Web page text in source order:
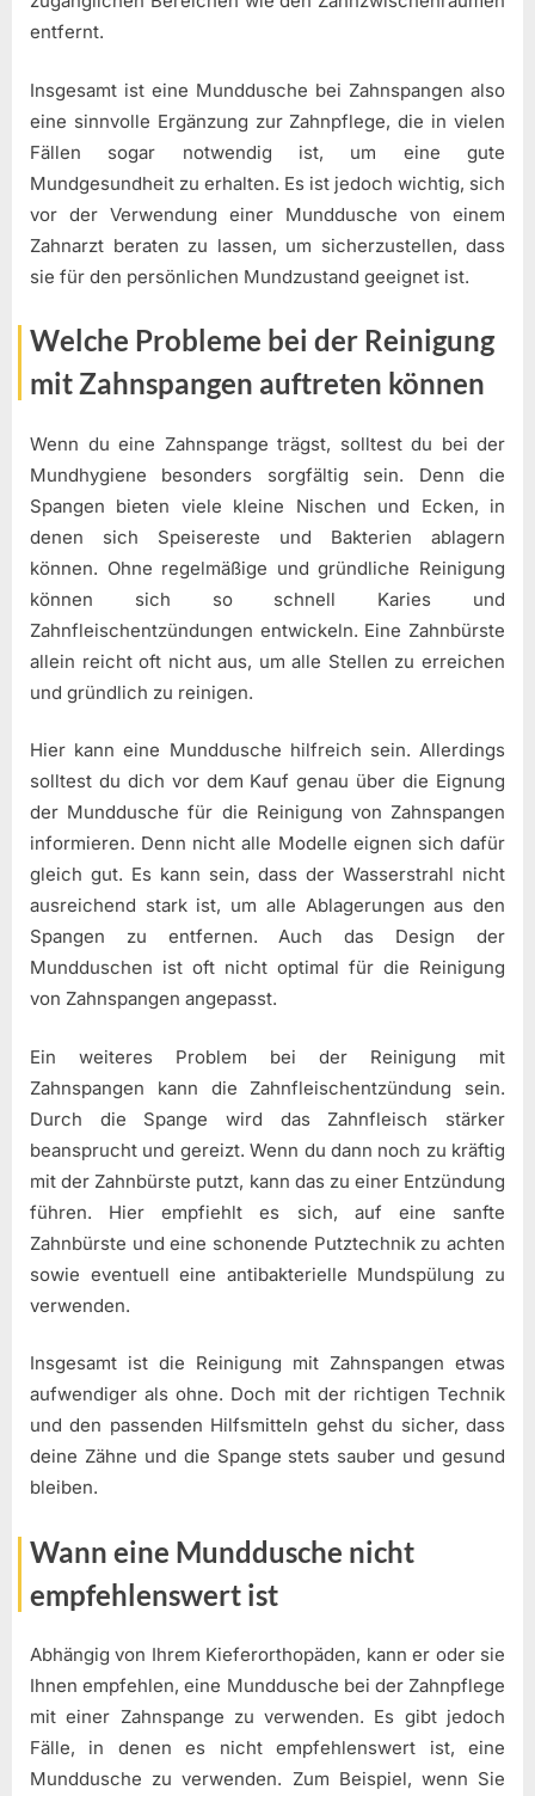
entfernt.
Insgesamt ist eine Munddusche bei Zahnspangen also
eine sinnvolle Ergänzung zur Zahnpflege, die in vielen
Fällen sogar notwendig ist, um eine gute
Mundgesundheit zu erhalten. Es ist jedoch wichtig, sich
vor der Verwendung einer Munddusche von einem
Zahnarzt beraten zu lassen, um sicherzustellen, dass
sie für den persönlichen Mundzustand geeignet ist.
Welche Probleme bei der Reinigung
mit Zahnspangen auftreten können
Wenn du eine Zahnspange trägst, solltest du bei der
Mundhygiene besonders sorgfältig sein. Denn die
Spangen bieten viele kleine Nischen und Ecken, in
denen sich Speisereste und Bakterien ablagern
können. Ohne regelmäßige und gründliche Reinigung
können sich so schnell Karies und
Zahnfleischentzündungen entwickeln. Eine Zahnbürste
allein reicht oft nicht aus, um alle Stellen zu erreichen
und gründlich zu reinigen.
Hier kann eine Munddusche hilfreich sein. Allerdings
solltest du dich vor dem Kauf genau über die Eignung
der Munddusche für die Reinigung von Zahnspangen
informieren. Denn nicht alle Modelle eignen sich dafür
gleich gut. Es kann sein, dass der Wasserstrahl nicht
ausreichend stark ist, um alle Ablagerungen aus den
Spangen zu entfernen. Auch das Design der
Mundduschen ist oft nicht optimal für die Reinigung
von Zahnspangen angepasst.
Ein weiteres Problem bei der Reinigung mit
Zahnspangen kann die Zahnfleischentzündung sein.
Durch die Spange wird das Zahnfleisch stärker
beansprucht und gereizt. Wenn du dann noch zu kräftig
mit der Zahnbürste putzt, kann das zu einer Entzündung
führen. Hier empfiehlt es sich, auf eine sanfte
Zahnbürste und eine schonende Putztechnik zu achten
sowie eventuell eine antibakterielle Mundspülung zu
verwenden.
Insgesamt ist die Reinigung mit Zahnspangen etwas
aufwendiger als ohne. Doch mit der richtigen Technik
und den passenden Hilfsmitteln gehst du sicher, dass
deine Zähne und die Spange stets sauber und gesund
bleiben.
Wann eine Munddusche nicht
empfehlenswert ist
Abhängig von Ihrem Kieferorthopäden, kann er oder sie
Ihnen empfehlen, eine Munddusche bei der Zahnpflege
mit einer Zahnspange zu verwenden. Es gibt jedoch
Fälle, in denen es nicht empfehlenswert ist, eine
Munddusche zu verwenden. Zum Beispiel, wenn Sie